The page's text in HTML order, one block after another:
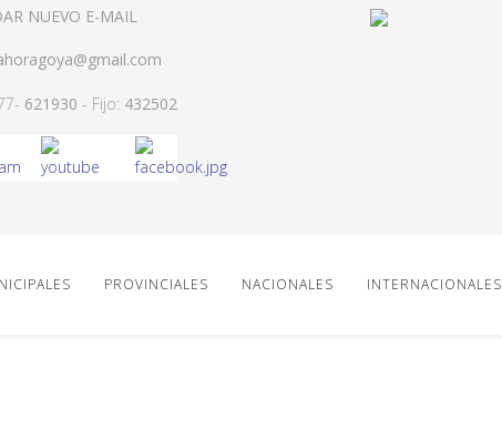
NUEVO E-MAIL
621930 - Fijo: 432502
PROVINCIALES NACIONALES INTERNACIONALES